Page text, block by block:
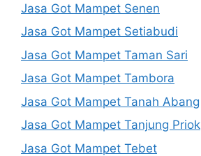
Jasa Got Mampet Senen
Jasa Got Mampet Setiabudi
Jasa Got Mampet Taman Sari
Jasa Got Mampet Tambora
Jasa Got Mampet Tanah Abang
Jasa Got Mampet Tanjung Priok
Jasa Got Mampet Tebet